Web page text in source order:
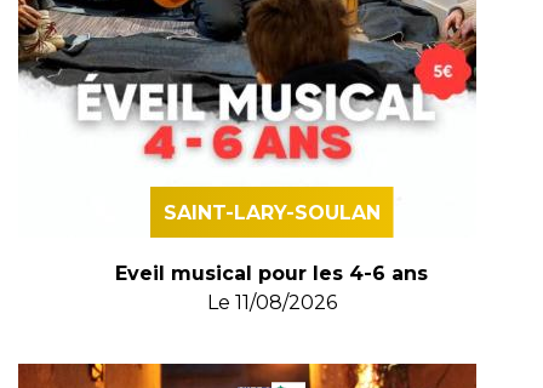
SAINT-LARY-SOULAN
Eveil musical pour les 4-6 ans
Le 11/08/2026